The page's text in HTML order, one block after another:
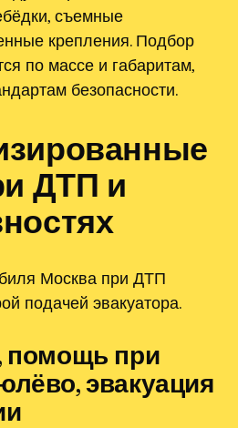
съемные
крепления. Подбор
по массе и габаритам,
безопасности.
ДТП и
Москва при ДТП
подачей эвакуатора.
помощь при
эвакуация